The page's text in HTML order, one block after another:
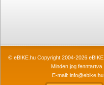
© eBIKE.hu Copyright 2004-2026 eBIKE
Minden jog fenntartva.
E-mail: info@ebike.hu